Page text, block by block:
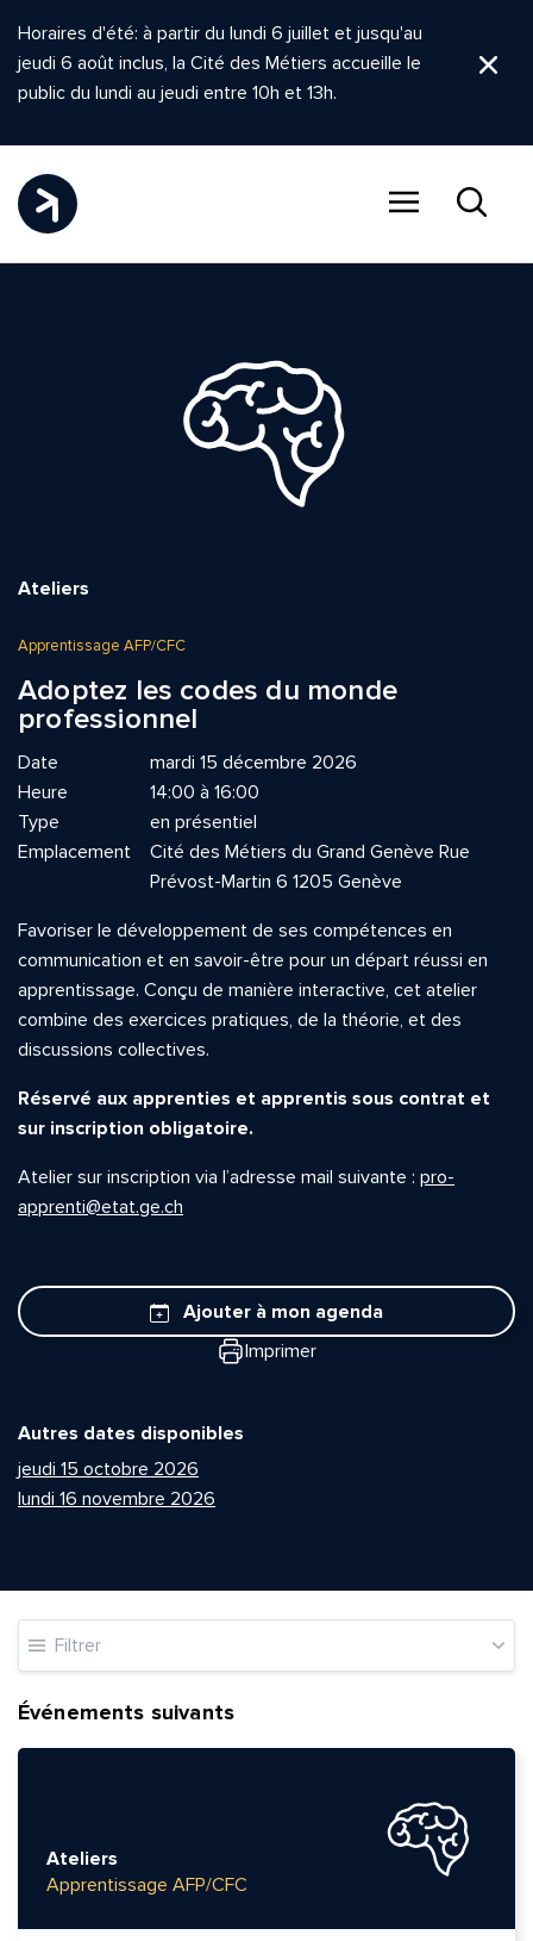
Horaires d'été: à partir du lundi 6 juillet et jusqu'au
jeudi 6 août inclus, la Cité des Métiers accueille le
public du lundi au jeudi entre 10h et 13h.
Ateliers
Apprentissage AFP/CFC
Adoptez les codes du monde
professionnel
Date
mardi 15 décembre 2026
Heure
14:00 à 16:00
Type
en présentiel
Emplacement
Cité des Métiers du Grand Genève Rue
Prévost-Martin 6 1205 Genève
Favoriser le développement de ses compétences en
communication et en savoir-être pour un départ réussi en
apprentissage. Conçu de manière interactive, cet atelier
combine des exercices pratiques, de la théorie, et des
discussions collectives.
Réservé aux apprenties et apprentis sous contrat et
sur inscription obligatoire.
Atelier sur inscription via l’adresse mail suivante : pro-
apprenti@etat.ge.ch
Ajouter à mon agenda
Imprimer
Autres dates disponibles
jeudi 15 octobre 2026
lundi 16 novembre 2026
Filtrer
Événements suivants
Ateliers
Apprentissage AFP/CFC